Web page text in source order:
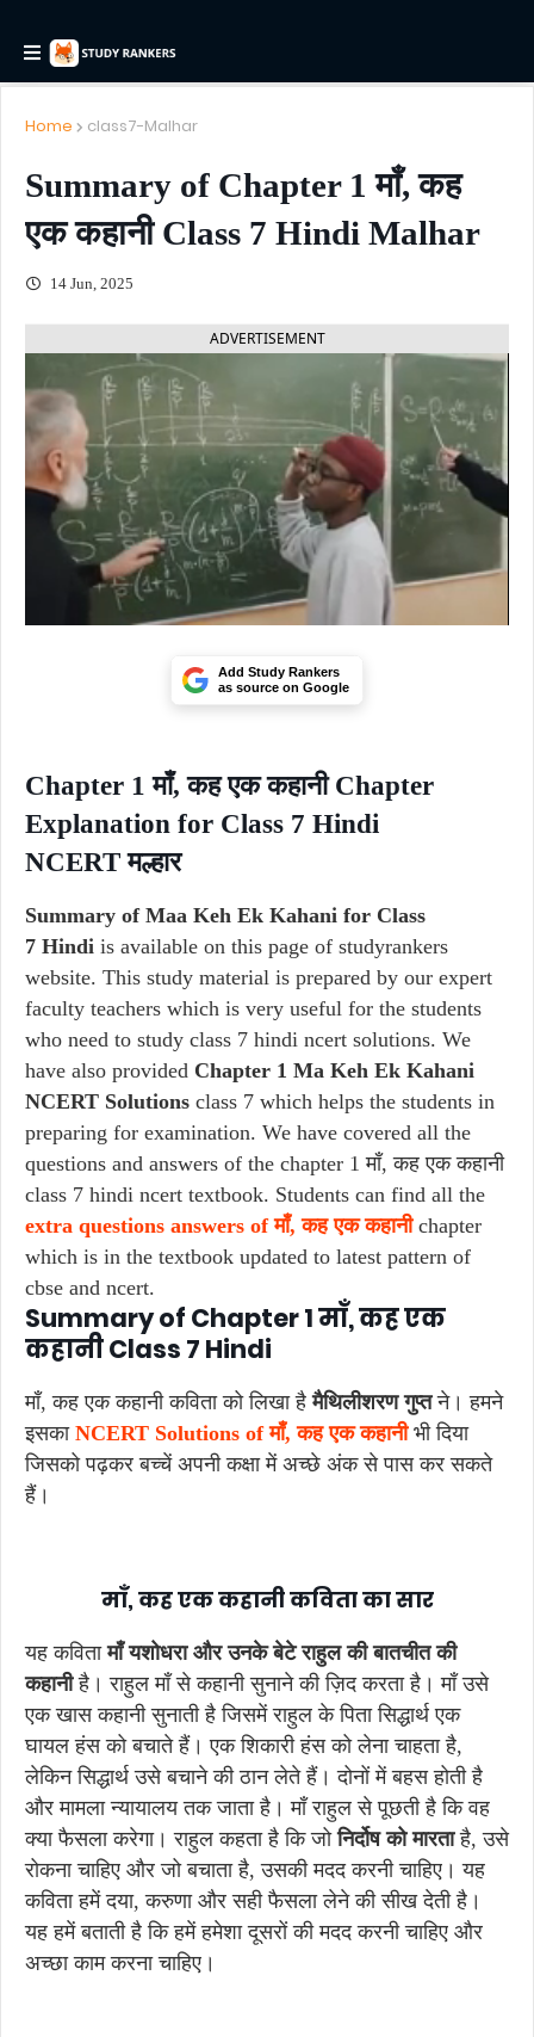
Home class7-Malhar
Summary of Chapter 1 माँ, कह
एक कहानी Class 7 Hindi Malhar
14 Jun, 2025
ADVERTISEMENT
Add Study Rankers
as source on Google
Chapter 1 माँ, कह एक कहानी Chapter
Explanation for Class 7 Hindi
NCERT मल्हार
Summary of Maa Keh Ek Kahani for Class
7 Hindi is available on this page of studyrankers
website. This study material is prepared by our expert
faculty teachers which is very useful for the students
who need to study class 7 hindi ncert solutions. We
have also provided Chapter 1 Ma Keh Ek Kahani
NCERT Solutions class 7 which helps the students in
preparing for examination. We have covered all the
questions and answers of the chapter 1 माँ, कह एक कहानी
class 7 hindi ncert textbook. Students can find all the
extra questions answers of माँ, कह एक कहानी chapter
which is in the textbook updated to latest pattern of
cbse and ncert.
Summary of Chapter 1 माँ, कह एक
कहानी Class 7 Hindi
माँ, कह एक कहानी कविता को लिखा हैमैथिलीशरण गुप्तने। हमने
इसका NCERT Solutions of माँ, कह एक कहानी भी दिया
जिसको पढ़कर बच्चें अपनी कक्षा में अच्छे अंक से पास कर सकते
हैं।
माँ, कह एक कहानी कविता का सार
यह कवितामाँयशोधरा औरउनकेबेटेराहुलकीबातचीतकी
कहानीहै। राहुल माँ से कहानी सुनाने की ज़िद करता है। माँ उसे
एक खास कहानी सुनाती है जिसमें राहुल के पिता सिद्धार्थ एक
घायल हंस को बचाते हैं। एक शिकारी हंस को लेना चाहता है,
लेकिन सिद्धार्थ उसे बचाने की ठान लेते हैं। दोनों में बहस होती है
और मामला न्यायालय तक जाता है। माँ राहुल से पूछती है कि वह
क्या फैसला करेगा। राहुल कहता है कि जोनिर्दोषकोमारताहै, उसे
रोकना चाहिए और जो बचाता है, उसकी मदद करनी चाहिए। यह
कविता हमें दया, करुणा और सही फैसला लेने की सीख देती है।
यह हमें बताती है कि हमें हमेशा दूसरों की मदद करनी चाहिए और
अच्छा काम करना चाहिए।